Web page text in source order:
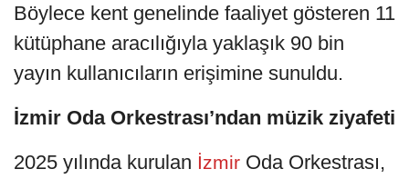
Böylece kent genelinde faaliyet gösteren 11
kütüphane aracılığıyla yaklaşık 90 bin
yayın kullanıcıların erişimine sunuldu.
İzmir Oda Orkestrası’ndan müzik ziyafeti
2025 yılında kurulan İzmir Oda Orkestrası,